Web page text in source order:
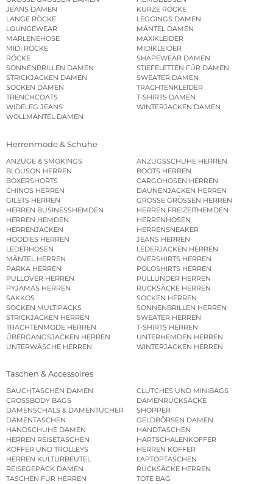
JEANS DAMEN
KURZE RÖCKE
LANGE RÖCKE
LEGGINGS DAMEN
LOUNGEWEAR
MÄNTEL DAMEN
MARLENEHOSE
MAXIKLEIDER
MIDI RÖCKE
MIDIKLEIDER
RÖCKE
SHAPEWEAR DAMEN
SONNENBRILLEN DAMEN
STIEFELETTEN FÜR DAMEN
STRICKJACKEN DAMEN
SWEATER DAMEN
SOCKEN DAMEN
TRACHTENKLEIDER
TRENCHCOATS
T-SHIRTS DAMEN
WIDELEG JEANS
WINTERJACKEN DAMEN
WOLLMÄNTEL DAMEN
Herrenmode & Schuhe
ANZÜGE & SMOKINGS
ANZUGSSCHUHE HERREN
BLOUSON HERREN
BOOTS HERREN
BOXERSHORTS
CARGOHOSEN HERREN
CHINOS HERREN
DAUNENJACKEN HERREN
GILETS HERREN
GROSSE GRÖSSEN HERREN
HERREN BUSINESSHEMDEN
HERREN FREIZEITHEMDEN
HERREN HEMDEN
HERRENHOSEN
HERRENJACKEN
HERRENSNEAKER
HOODIES HERREN
JEANS HERREN
LEDERHOSEN
LEDERJACKEN HERREN
MÄNTEL HERREN
OVERSHIRTS HERREN
PARKA HERREN
POLOSHIRTS HERREN
PULLOVER HERREN
PULLUNDER HERREN
PYJAMAS HERREN
RUCKSÄCKE HERREN
SAKKOS
SOCKEN HERREN
SOCKEN MULTIPACKS
SONNENBRILLEN HERREN
STRICKJACKEN HERREN
SWEATER HERREN
TRACHTENMODE HERREN
T-SHIRTS HERREN
ÜBERGANGSJACKEN HERREN
UNTERHEMDEN HERREN
UNTERWÄSCHE HERREN
WINTERJACKEN HERREN
Taschen & Accessoires
BAUCHTASCHEN DAMEN
CLUTCHES UND MINIBAGS
CROSSBODY BAGS
DAMENRUCKSÄCKE
DAMENSCHALS & DAMENTÜCHER
SHOPPER
DAMENTASCHEN
GELDBÖRSEN DAMEN
HANDSCHUHE DAMEN
HANDTASCHEN
HERREN REISETASCHEN
HARTSCHALENKOFFER
KOFFER UND TROLLEYS
HERREN KOFFER
HERREN KULTURBEUTEL
LAPTOPTASCHEN
REISEGEPÄCK DAMEN
RUCKSÄCKE HERREN
TASCHEN FÜR HERREN
TOTE BAG